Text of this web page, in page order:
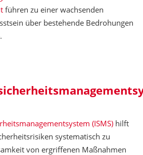
führen zu einer wachsenden
über bestehende Bedrohungen
(ISMS) hilft
systematisch zu
von ergriffenen Maßnahmen